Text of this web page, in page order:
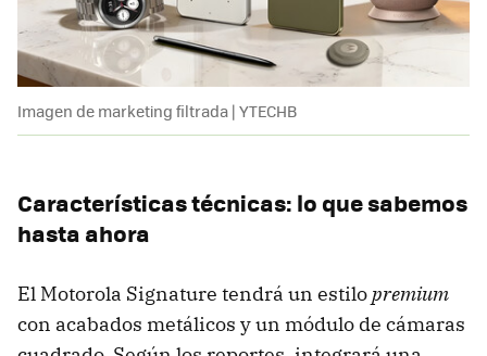
Imagen de marketing filtrada | YTECHB
Características técnicas: lo que sabemos
hasta ahora
El Motorola Signature tendrá un estilopremium
con acabados metálicos y un módulo de cámaras